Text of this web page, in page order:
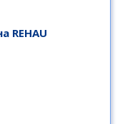
REHAU